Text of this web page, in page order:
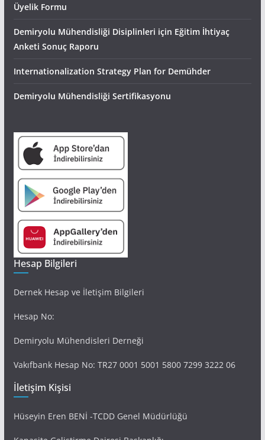
Üyelik Formu
Demiryolu Mühendisliği Disiplinleri için Eğitim İhtiyaç
Anketi Sonuç Raporu
Internationalization Strategy Plan for Demühder
Demiryolu Mühendisliği Sertifikasyonu
Hesap Bilgileri
Dernek Hesap ve İletişim Bilgileri
Hesap No:
Demiryolu Mühendisleri Derneği
Vakıfbank Hesap No: TR27 0001 5001 5800 7299 3222 06
İletişim Kişisi
Hüseyin Eren BENİ -TCDD Genel Müdürlüğü